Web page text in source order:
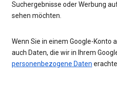
Suchergebnisse oder Werbung
sehen möchten.
Wenn Sie in einem Google-Konto
auch Daten, die wir in Ihrem
personenbezogene Daten